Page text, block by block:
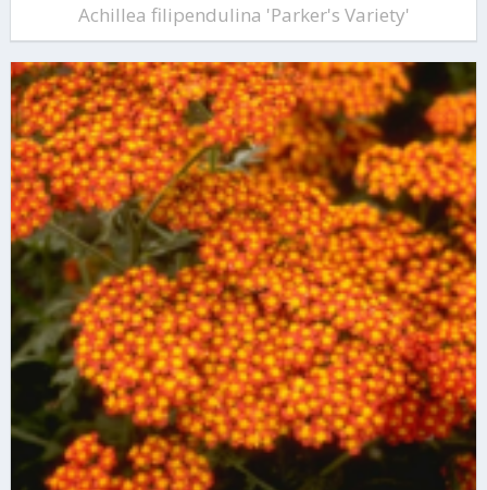
Achillea filipendulina 'Parker's Variety'